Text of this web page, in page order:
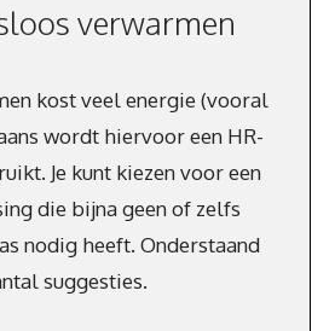
verwarmen
kost veel energie (vooral
wordt hiervoor een HR-
Je kunt kiezen voor een
die bijna geen of zelfs
nodig heeft. Onderstaand
suggesties.